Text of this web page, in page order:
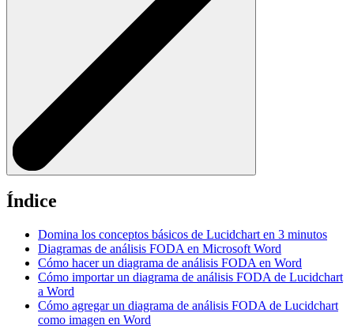
Índice
Domina los conceptos básicos de Lucidchart en 3 minutos
Diagramas de análisis FODA en Microsoft Word
Cómo hacer un diagrama de análisis FODA en Word
Cómo importar un diagrama de análisis FODA de Lucidchart
a Word
Cómo agregar un diagrama de análisis FODA de Lucidchart
como imagen en Word